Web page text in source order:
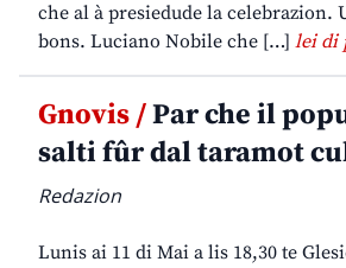
che al à presiedude la celebrazion.
bons. Luciano Nobile che […] lei di
Gnovis /Par che il
salti fûr dal taramot
Redazion
Lunis ai 11 di Mai a lis 18,30 te